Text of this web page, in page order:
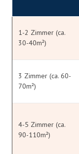
1-2 Zimmer (ca.
30-40m²)
3 Zimmer (ca. 60-
70m²)
4-5 Zimmer (ca.
90-110m²)